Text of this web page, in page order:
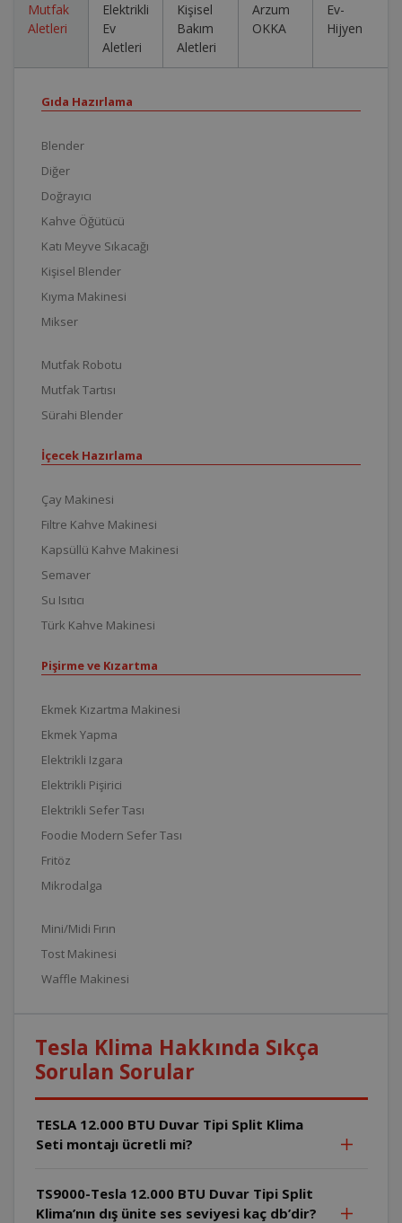
Mutfak
Aletleri
Elektrikli
Ev
Aletleri
Kişisel
Bakım
Aletleri
Arzum
OKKA
Ev-
Hijyen
Gıda Hazırlama
Blender
Diğer
Doğrayıcı
Kahve Öğütücü
Katı Meyve Sıkacağı
Kişisel Blender
Kıyma Makinesi
Mikser
Mutfak Robotu
Mutfak Tartısı
Sürahi Blender
İçecek Hazırlama
Çay Makinesi
Filtre Kahve Makinesi
Kapsüllü Kahve Makinesi
Semaver
Su Isıtıcı
Türk Kahve Makinesi
Pişirme ve Kızartma
Ekmek Kızartma Makinesi
Ekmek Yapma
Elektrikli Izgara
Elektrikli Pişirici
Elektrikli Sefer Tası
Foodie Modern Sefer Tası
Fritöz
Mikrodalga
Mini/Midi Fırın
Tost Makinesi
Waffle Makinesi
Tesla Klima Hakkında Sıkça
Sorulan Sorular
TESLA 12.000 BTU Duvar Tipi Split Klima
Seti montajı ücretli mi?
TS9000-Tesla 12.000 BTU Duvar Tipi Split
Klima’nın dış ünite ses seviyesi kaç db’dir?